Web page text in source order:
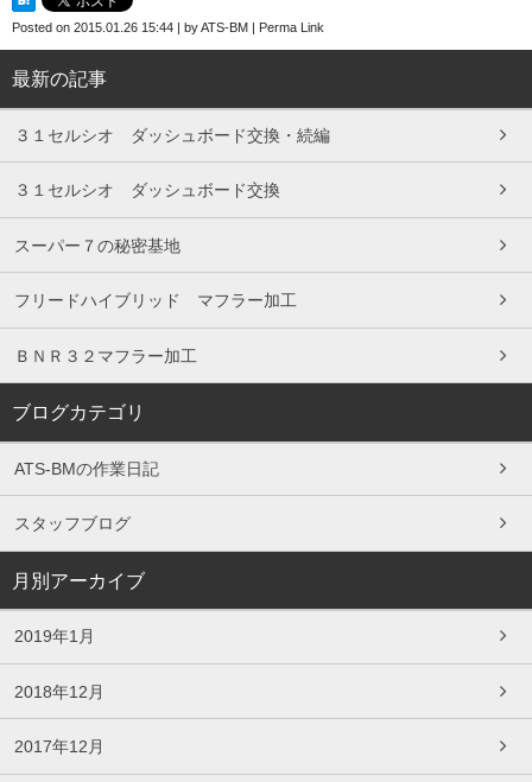
Posted on 2015.01.26 15:44 byATS-BM Perma Link
最新の記事
３１セルシオ ダッシュボード交換・続編
３１セルシオ ダッシュボード交換
スーパー７の秘密基地
フリードハイブリッド マフラー加工
ＢＮＲ３２マフラー加工
ブログカテゴリ
ATS-BMの作業日記
スタッフブログ
月別アーカイブ
2019年1月
2018年12月
2017年12月